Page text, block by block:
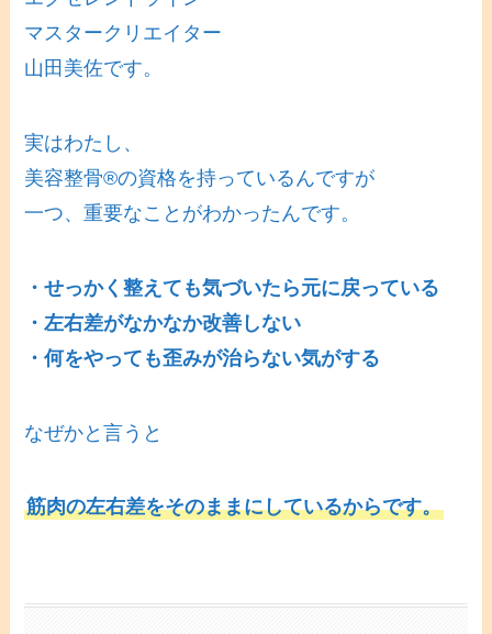
マスタークリエイター
山田美佐です。
実はわたし、
美容整骨®の資格を持っているんですが
一つ、重要なことがわかったんです。
・せっかく整えても気づいたら元に戻っている
・左右差がなかなか改善しない
・何をやっても歪みが治らない気がする
なぜかと言うと
筋肉の左右差をそのままにしているからです。